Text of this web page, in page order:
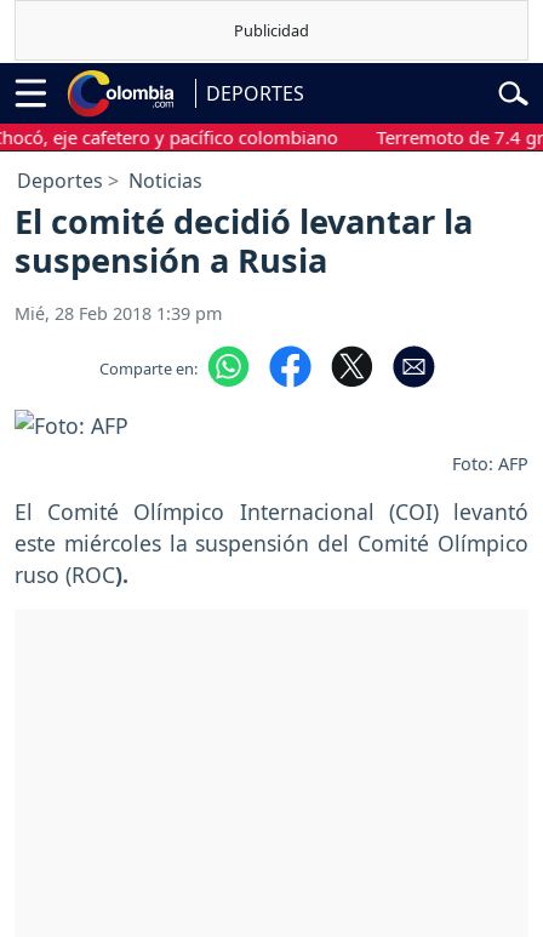
DEPORTES
eje cafetero y pacífico colombiano Terremoto de 7.4
Deportes Noticias
El comité decidió levantar la
suspensión a Rusia
Mié, 28 Feb 2018 1:39 pm
Comparte en:
Foto: AFP
El Comité Olímpico Internacional (COI) levantó
este miércoles la suspensión del Comité Olímpico
ruso (ROC).